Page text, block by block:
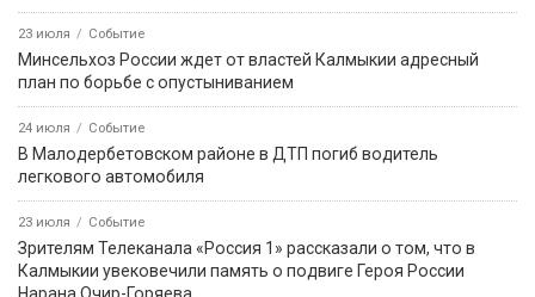
23 июля Событие
Минсельхоз России ждет от властей Калмыкии адресный
план по борьбе с опустыниванием
24 июля Событие
В Малодербетовском районе в ДТП погиб водитель
легкового автомобиля
23 июля Событие
Зрителям Телеканала «Россия 1» рассказали о том, что в
Калмыкии увековечили память о подвиге Героя России